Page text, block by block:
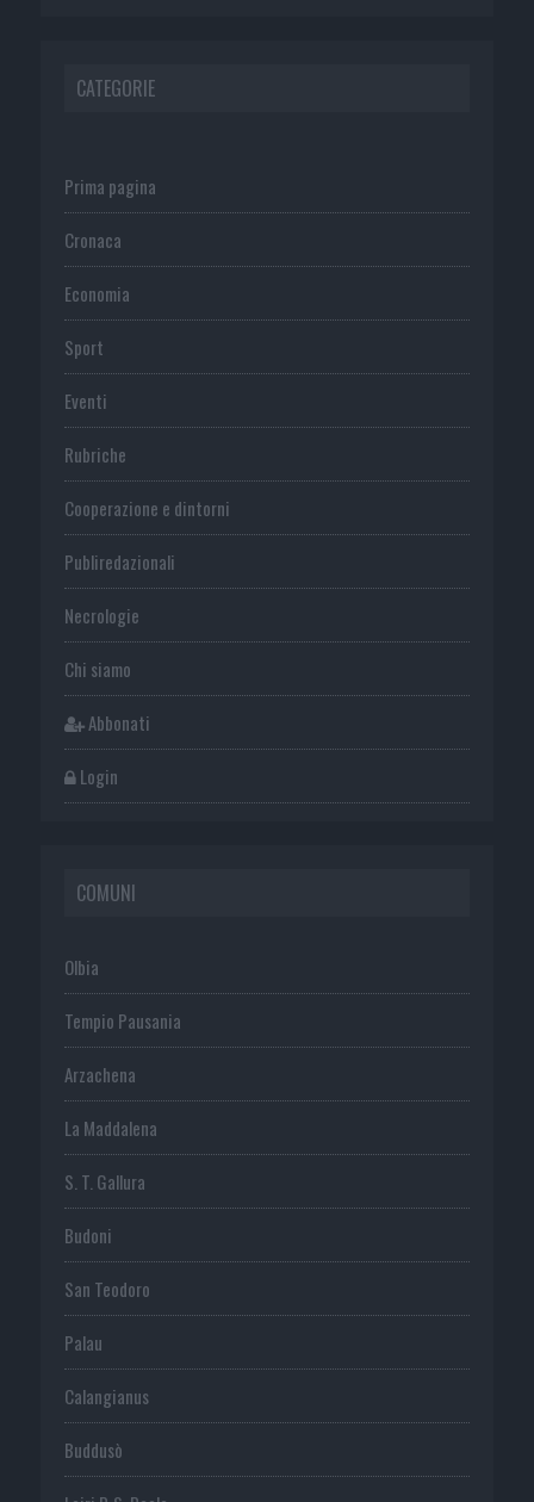
CATEGORIE
Prima pagina
Cronaca
Economia
Sport
Eventi
Rubriche
Cooperazione e dintorni
Publiredazionali
Necrologie
Chi siamo
Abbonati
Login
COMUNI
Olbia
Tempio Pausania
Arzachena
La Maddalena
S. T. Gallura
Budoni
San Teodoro
Palau
Calangianus
Buddusò